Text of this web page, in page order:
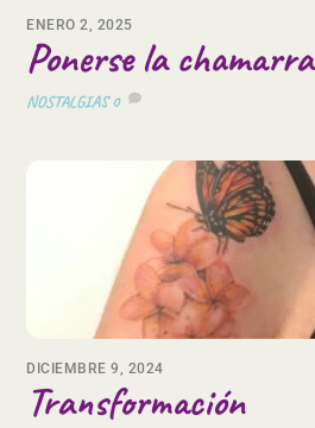
ENERO 2, 2025
Ponerse la chamarra
NOSTALGIAS 0
DICIEMBRE 9, 2024
Transformación